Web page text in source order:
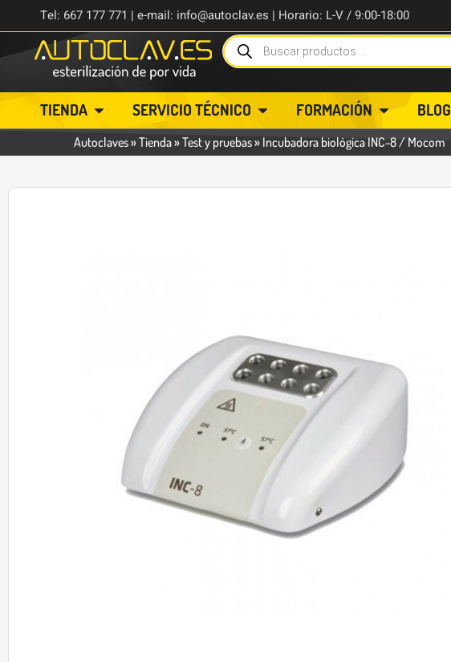
Tel: 667 177 771 | e-mail: info@autoclav.es | Horario: L-V / 9:00-18:00
TIENDA SERVICIO TÉCNICO FORMACIÓN BLOG
Autoclaves»Tienda»Test y pruebas» Incubadora biológica INC-8 / Mocom